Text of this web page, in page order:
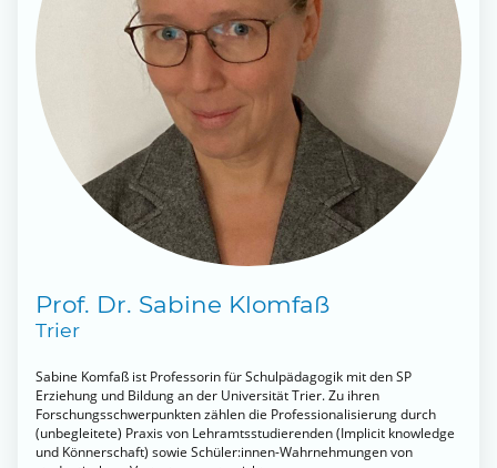
Prof. Dr. Sabine Klomfaß
Trier
Sabine Komfaß ist Professorin für Schulpädagogik mit den SP
Erziehung und Bildung an der Universität Trier. Zu ihren
Forschungsschwerpunkten zählen die Professionalisierung durch
(unbegleitete) Praxis von Lehramtsstudierenden (Implicit knowledge
und Könnerschaft) sowie Schüler:innen-Wahrnehmungen von